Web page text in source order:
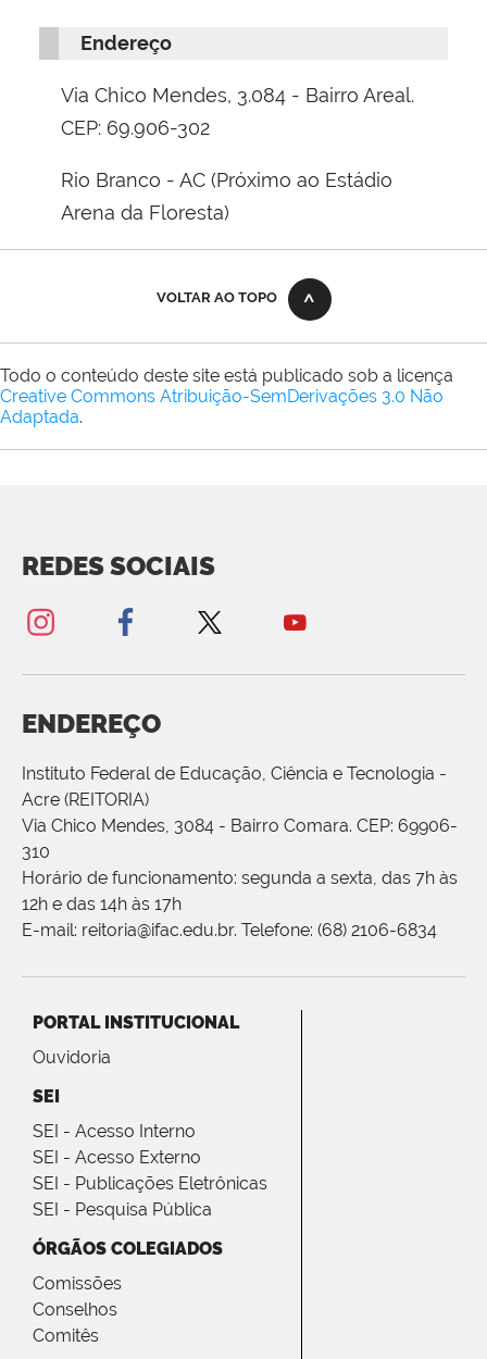
Endereço
Via Chico Mendes, 3.084 - Bairro Areal.
CEP: 69.906-302
Rio Branco - AC (Próximo ao Estádio
Arena da Floresta)
VOLTAR AO TOPO
Todo o conteúdo deste site está publicado sob a licença
Creative Commons Atribuição-SemDerivações 3.0 Não
Adaptada.
REDES SOCIAIS
ENDEREÇO
Instituto Federal de Educação, Ciência e Tecnologia -
Acre (REITORIA)
Via Chico Mendes, 3084 - Bairro Comara. CEP: 69906-
310
Horário de funcionamento: segunda a sexta, das 7h às
12h e das 14h às 17h
E-mail: reitoria@ifac.edu.br. Telefone: (68) 2106-6834
PORTAL INSTITUCIONAL
Ouvidoria
SEI
SEI - Acesso Interno
SEI - Acesso Externo
SEI - Publicações Eletrônicas
SEI - Pesquisa Pública
ÓRGÃOS COLEGIADOS
Comissões
Conselhos
Comitês